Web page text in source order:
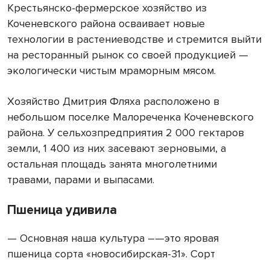
Крестьянско-фермерское хозяйство из
Коченевского района осваивает новые
технологии в растениеводстве и стремится выйти
на ресторанный рынок со своей продукцией —
экологически чистым мраморным мясом.
Хозяйство Дмитрия Фляха расположено в
небольшом поселке Малореченка Коченевского
района. У сельхозпредприятия 2 000 гектаров
земли, 1 400 из них засевают зерновыми, а
остальная площадь занята многолетними
травами, парами и выпасами.
Пшеница удивила
— Основная наша культура –—это яровая
пшеница сорта «новосибирская-31». Сорт